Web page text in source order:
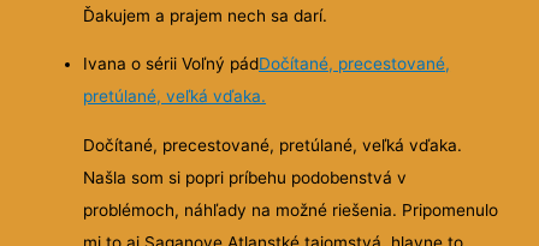
Ďakujem a prajem nech sa darí.
Ivana o sérii Voľný pádDočítané, precestované,
pretúlané, veľká vďaka.
Dočítané, precestované, pretúlané, veľká vďaka.
Našla som si popri príbehu podobenstvá v
problémoch, náhľady na možné riešenia. Pripomenulo